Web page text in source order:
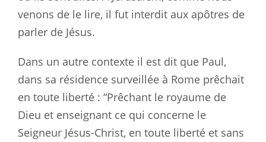
venons de le lire, il fut interdit aux apôtres de
parler de Jésus.
Dans un autre contexte il est dit que Paul,
dans sa résidence surveillée à Rome prêchait
en toute liberté : “Prêchant le royaume de
Dieu et enseignant ce qui concerne le
Seigneur Jésus-Christ, en toute liberté et sans